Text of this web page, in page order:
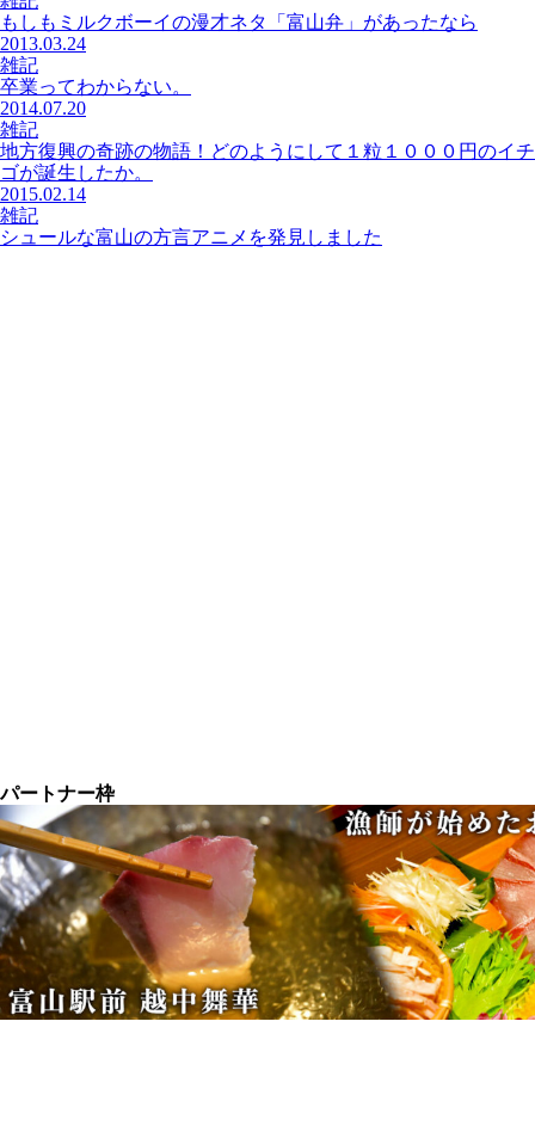
もしもミルクボーイの漫才ネタ「富山弁」があったなら
2013.03.24
雑記
卒業ってわからない。
2014.07.20
雑記
地方復興の奇跡の物語！どのようにして１粒１０００円のイチ
ゴが誕生したか。
2015.02.14
雑記
シュールな富山の方言アニメを発見しました
パートナー枠